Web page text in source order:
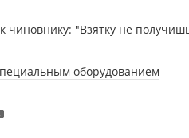
"Взятку не
оборудованием